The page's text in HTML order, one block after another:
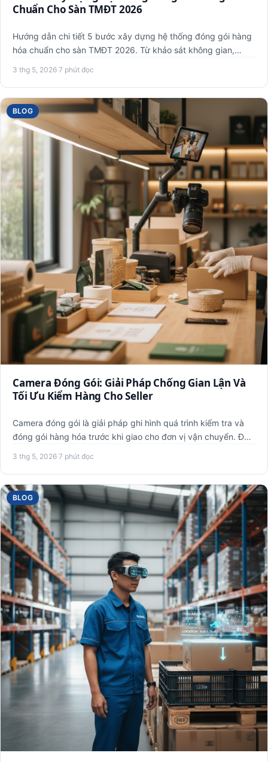
Chuẩn Cho Sàn TMĐT 2026
Hướng dẫn chi tiết 5 bước xây dựng hệ thống đóng gói hàng
hóa chuẩn cho sàn TMĐT 2026. Từ khảo sát không gian,
3 thg 5, 2026·7 phút đọc
BLOG
Camera Đóng Gói: Giải Pháp Chống Gian Lận Và
Tối Ưu Kiểm Hàng Cho Seller
Camera đóng gói là giải pháp ghi hình quá trình kiểm tra và
đóng gói hàng hóa trước khi giao cho đơn vị vận chuyển. Đối
3 thg 5, 2026·7 phút đọc
BLOG